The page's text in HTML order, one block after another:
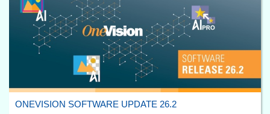
ONEVISION SOFTWARE UPDATE 26.2